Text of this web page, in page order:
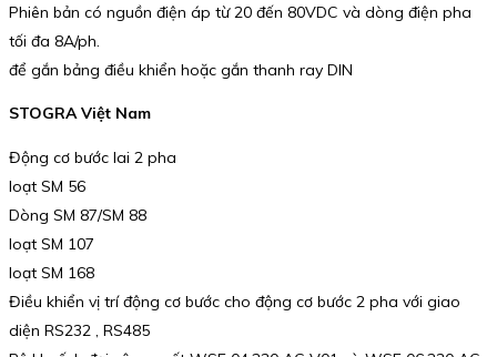
Phiên bản có nguồn điện áp từ 20 đến 80VDC và dòng điện pha
tối đa 8A/ph.
để gắn bảng điều khiển hoặc gắn thanh ray DIN
STOGRA Việt Nam
Động cơ bước lai 2 pha
loạt SM 56
Dòng SM 87/SM 88
loạt SM 107
loạt SM 168
Điều khiển vị trí động cơ bước cho động cơ bước 2 pha với giao
diện RS232 , RS485